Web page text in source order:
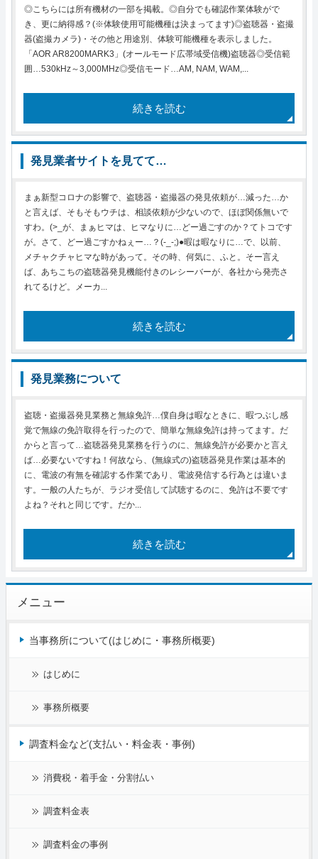
◎こちらには所有機材の一部を掲載。◎自分でも確認作業体験がで
き、更に納得感？(※体験使用可能機種は決まってます)◎盗聴器・盗撮
器(盗撮カメラ)・その他と用途別、体験可能機種を表示しました。
「AOR AR8200MARK3」(オールモード広帯域受信機)盗聴器◎受信範
囲…530kHz～3,000MHz◎受信モード…AM, NAM, WAM,...
続きを読む
発見業者サイトを見てて…
まぁ新型コロナの影響で、盗聴器・盗撮器の発見依頼が…減った…か
と言えば、そもそもウチは、相談依頼が少ないので、ほぼ関係無いで
すわ。(>_が、まぁヒマは、ヒマなりに…どー過ごすのか？てトコです
が。さて、どー過ごすかねぇー…？(-_-;)●暇は暇なりに…で、以前、
メチャクチャヒマな時があって。その時、何気に、ふと。そー言え
ば、あちこちの盗聴器発見機能付きのレシーバーが、各社から発売さ
れてるけど。メーカ...
続きを読む
発見業務について
盗聴・盗撮器発見業務と無線免許…僕自身は暇なときに、暇つぶし感
覚で無線の免許取得を行ったので、簡単な無線免許は持ってます。だ
からと言って…盗聴器発見業務を行うのに、無線免許が必要かと言え
ば…必要ないですね！何故なら、(無線式の)盗聴器発見作業は基本的
に、電波の有無を確認する作業であり、電波発信する行為とは違いま
す。一般の人たちが、ラジオ受信して試聴するのに、免許は不要です
よね？それと同じです。だか...
続きを読む
メニュー
当事務所について(はじめに・事務所概要)
はじめに
事務所概要
調査料金など(支払い・料金表・事例)
消費税・着手金・分割払い
調査料金表
調査料金の事例